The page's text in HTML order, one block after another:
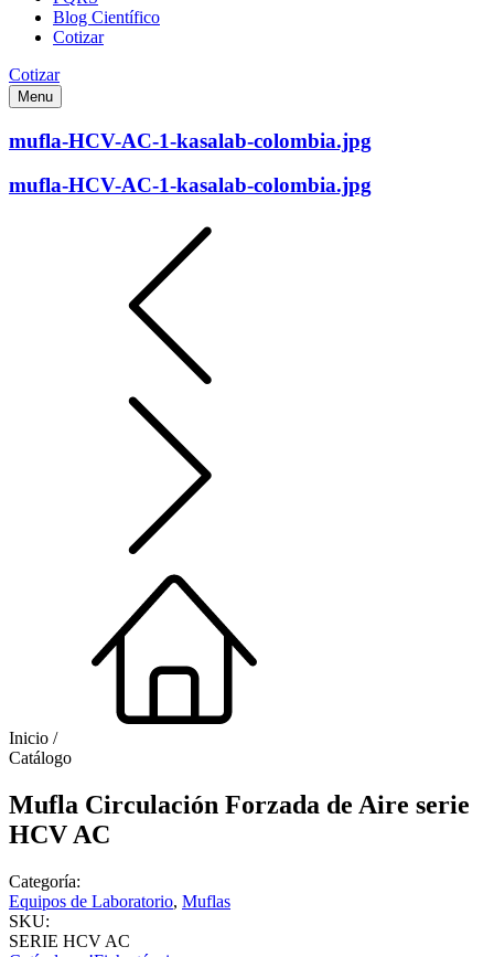
Blog Científico
Cotizar
Cotizar
Menu
mufla-HCV-AC-1-kasalab-colombia.jpg
mufla-HCV-AC-1-kasalab-colombia.jpg
Inicio /
Catálogo
Mufla Circulación Forzada de Aire serie
HCV AC
Categoría:
Equipos de Laboratorio, Muflas
SKU:
SERIE HCV AC